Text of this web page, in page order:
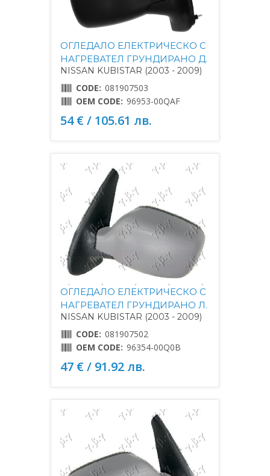
ОГЛЕДАЛО ЕЛЕКТРИЧЕСКО С
НАГРЕВАТЕЛ ГРУНДИРАНО Д.
NISSAN KUBISTAR (2003 - 2009)
CODE: 081907503
OEM CODE: 96953-00QAF
54 € / 105.61 лв.
ОГЛЕДАЛО ЕЛЕКТРИЧЕСКО С
НАГРЕВАТЕЛ ГРУНДИРАНО Л.
NISSAN KUBISTAR (2003 - 2009)
CODE: 081907502
OEM CODE: 96354-00Q0B
47 € / 91.92 лв.